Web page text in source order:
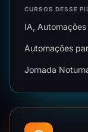
CURSOS DESSE
IA,
Automações
Jornada